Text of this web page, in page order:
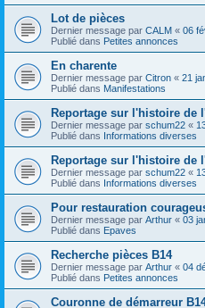
Lot de pièces
Dernier message par CALM « 06
Publié dans Petites annonces
En charente
Dernier message par Citron « 21
Publié dans Manifestations
Reportage sur l'histoire de
Dernier message par schum22 «
Publié dans Informations diverses
Reportage sur l'histoire de
Dernier message par schum22 «
Publié dans Informations diverses
Pour restauration
Dernier message par Arthur « 03
Publié dans Epaves
Recherche pièces B14
Dernier message par Arthur « 04
Publié dans Petites annonces
Couronne de démarreur